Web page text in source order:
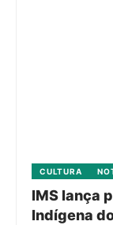
CULTURA
IMS lança
Indígena